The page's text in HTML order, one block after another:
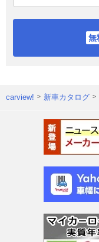
carview! 新車カタログ